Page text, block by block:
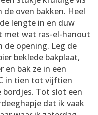
oven bakken. Heel
lengte in en duw
met wat ras-el-hanout
de opening. Leg de
beklede bakplaat,
en bak ze in een
in tien tot vijftien
bordjes. Tot slot een
dat ik vaak